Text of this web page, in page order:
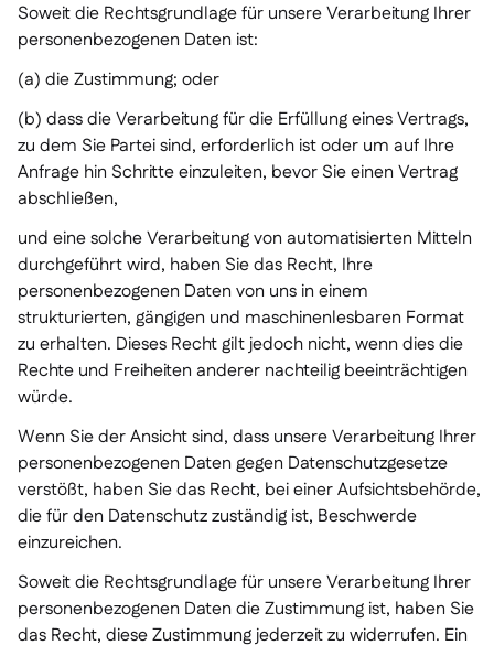
Soweit die Rechtsgrundlage für unsere Verarbeitung Ihrer
personenbezogenen Daten ist:
(a) die Zustimmung; oder
(b) dass die Verarbeitung für die Erfüllung eines Vertrags,
zu dem Sie Partei sind, erforderlich ist oder um auf Ihre
Anfrage hin Schritte einzuleiten, bevor Sie einen Vertrag
abschließen,
und eine solche Verarbeitung von automatisierten Mitteln
durchgeführt wird, haben Sie das Recht, Ihre
personenbezogenen Daten von uns in einem
strukturierten, gängigen und maschinenlesbaren Format
zu erhalten. Dieses Recht gilt jedoch nicht, wenn dies die
Rechte und Freiheiten anderer nachteilig beeinträchtigen
würde.
Wenn Sie der Ansicht sind, dass unsere Verarbeitung Ihrer
personenbezogenen Daten gegen Datenschutzgesetze
verstößt, haben Sie das Recht, bei einer Aufsichtsbehörde,
die für den Datenschutz zuständig ist, Beschwerde
einzureichen.
Soweit die Rechtsgrundlage für unsere Verarbeitung Ihrer
personenbezogenen Daten die Zustimmung ist, haben Sie
das Recht, diese Zustimmung jederzeit zu widerrufen. Ein